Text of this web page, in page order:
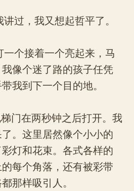
过，我又想起哲平了。
个接着一个亮起来，马
像个迷了路的孩子任凭
我到下一个目的地。
门在两秒钟之后打开。我
。这里居然像个小小的
灯和花束。各式各样的
每个角落，还有被彩带
那样吸引人。